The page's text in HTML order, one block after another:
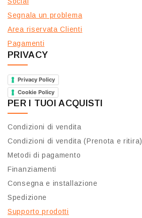
Segnala un problema
Area riservata Clienti
Pagamenti
PRIVACY
Privacy Policy
Cookie Policy
PER I TUOI ACQUISTI
Condizioni di vendita
Condizioni di vendita (Prenota e ritira)
Metodi di pagamento
Finanziamenti
Consegna e installazione
Spedizione
Supporto prodotti